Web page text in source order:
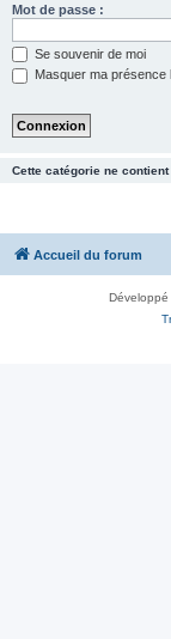
Mot de passe :
Se souvenir de moi
Masquer ma
Cette catégorie ne contient
Accueil du forum